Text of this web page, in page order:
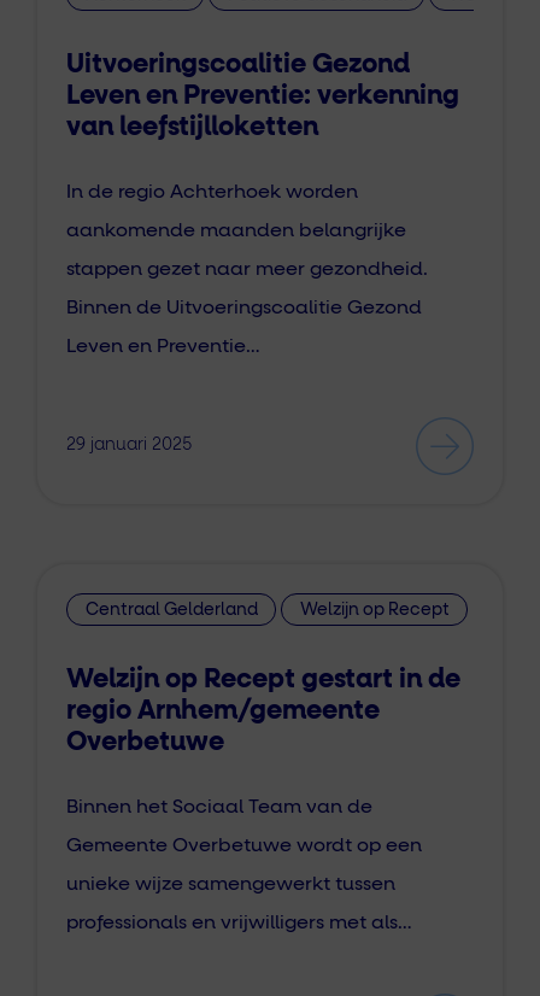
Uitvoeringscoalitie Gezond
Leven en Preventie: verkenning
van leefstijlloketten
In de regio Achterhoek worden
aankomende maanden belangrijke
stappen gezet naar meer gezondheid.
Binnen de Uitvoeringscoalitie Gezond
Leven en Preventie…
29 januari 2025
Centraal Gelderland Welzijn op Recept
Welzijn op Recept gestart in de
regio Arnhem/gemeente
Overbetuwe
Binnen het Sociaal Team van de
Gemeente Overbetuwe wordt op een
unieke wijze samengewerkt tussen
professionals en vrijwilligers met als…